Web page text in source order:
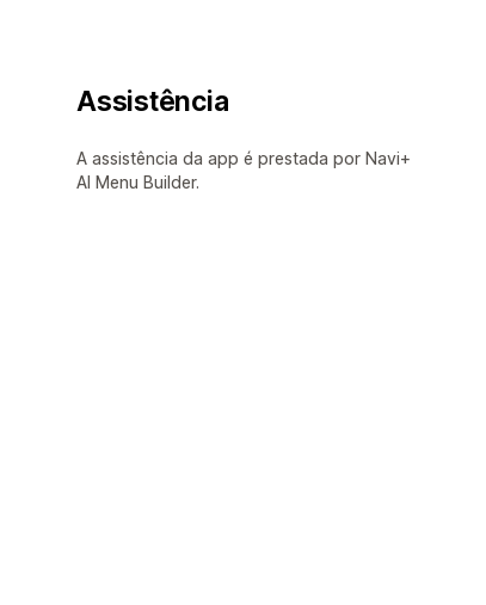
Assistência
A assistência da app é prestada por Navi+
AI Menu Builder.